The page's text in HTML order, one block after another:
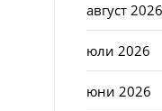
август 2026
юли 2026
юни 2026